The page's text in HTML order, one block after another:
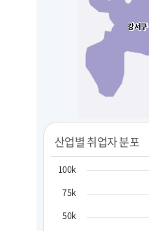
강서구
강서구
산업별 취업자 분포
50k
75k
100k